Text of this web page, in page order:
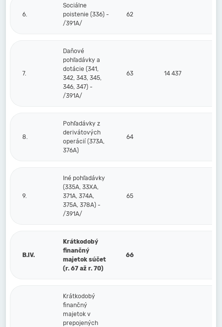
6.
Sociálne
poistenie (336) -
/391A/
62
7.
Daňové
pohľadávky a
dotácie (341,
342, 343, 345,
346, 347) -
/391A/
63 14 437
8.
Pohľadávky z
derivátových
operácií (373A,
376A)
64
9.
Iné pohľadávky
(335A, 33XA,
371A, 374A,
375A, 378A) -
/391A/
65
B.IV.
Krátkodobý
finančný
majetok súčet
(r. 67 až r. 70)
66
Krátkodobý
finančný
majetok v
prepojených